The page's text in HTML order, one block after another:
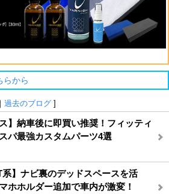
らから
｜ 過去のブログ ]
】納車後に即買い推奨！フィッティ
パ最強カスタムパーツ4選
系】ナビ裏のデッドスペースを活
ホホルダー追加で車内が激変！